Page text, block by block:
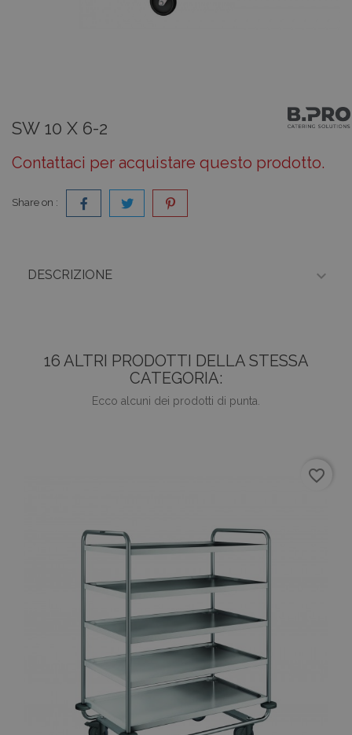
SW 10 X 6-2
Contattaci per acquistare questo prodotto.
Share on :
DESCRIZIONE 
16 ALTRI PRODOTTI DELLA STESSA
CATEGORIA:
Ecco alcuni dei prodotti di punta.
favorite_border